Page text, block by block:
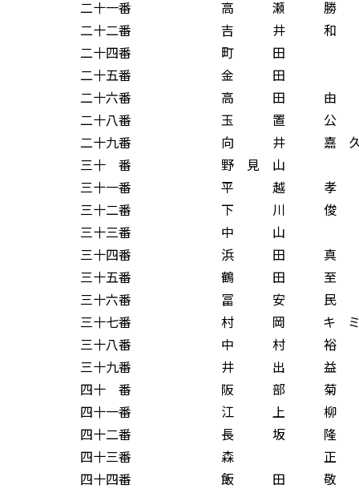
二十一番 高 瀬 勝
二十二番 吉 井 和
二十四番 町 田
二十五番 金 田
二十六番 高 田 由
二十八番 玉 置 公
二十九番 向 井 嘉 久
三十 番 野 見 山
三十一番 平 越 孝
三十二番 下 川 俊
三十三番 中 山
三十四番 浜 田 真
三十五番 鶴 田 至
三十六番 冨 安 民
三十七番 村 岡 キ ミ
三十八番 中 村 裕
三十九番 井 出 益
四十 番 阪 部 菊
四十一番 江 上 柳
四十二番 長 坂 隆
四十三番 森 正
四十四番 飯 田 敬